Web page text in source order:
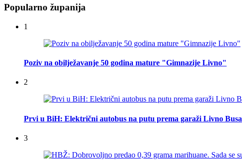
Popularno županija
1
Poziv na obilježavanje 50 godina mature "Gimnazije Livno"
2
Prvi u BiH: Električni autobus na putu prema garaži Livno Busa
3